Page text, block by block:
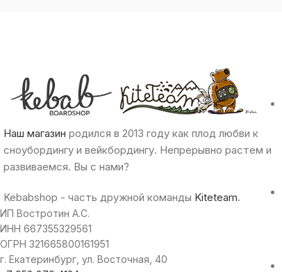
Наш магазин родился в 2013 году как плод любви к
сноубордингу и вейкбордингу. Непрерывно растем и
развиваемся. Вы с нами?
Kebabshop - часть дружной команды Kiteteam.
ИП Востротин А.С.
ИНН 667355329561
ОГРН 321665800161951
г. Екатеринбург, ул. Восточная, 40